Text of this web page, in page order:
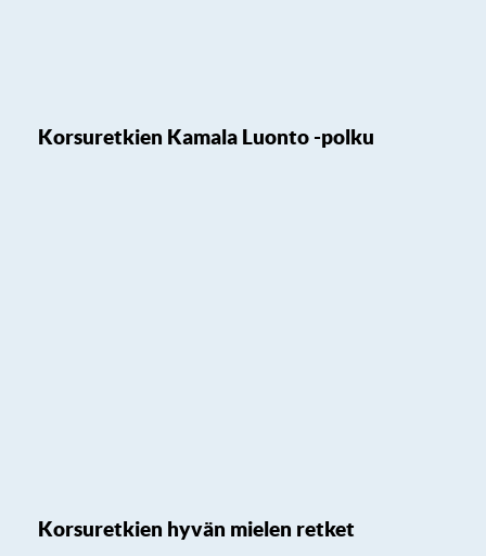
Korsuretkien Kamala Luonto -polku
Korsuretkien hyvän mielen retket